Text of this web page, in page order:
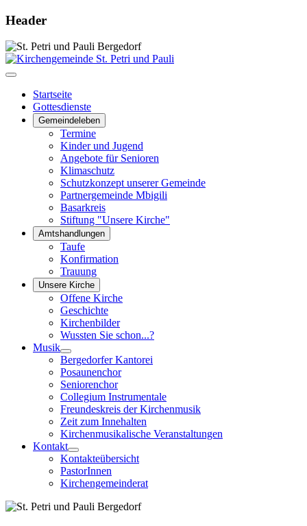
Header
Startseite
Gottesdienste
Gemeindeleben
Termine
Kinder und Jugend
Angebote für Senioren
Klimaschutz
Schutzkonzept unserer Gemeinde
Partnergemeinde Mbigili
Basarkreis
Stiftung "Unsere Kirche"
Amtshandlungen
Taufe
Konfirmation
Trauung
Unsere Kirche
Offene Kirche
Geschichte
Kirchenbilder
Wussten Sie schon...?
Musik
Bergedorfer Kantorei
Posaunenchor
Seniorenchor
Collegium Instrumentale
Freundeskreis der Kirchenmusik
Zeit zum Innehalten
Kirchenmusikalische Veranstaltungen
Kontakt
Kontakteübersicht
PastorInnen
Kirchengemeinderat